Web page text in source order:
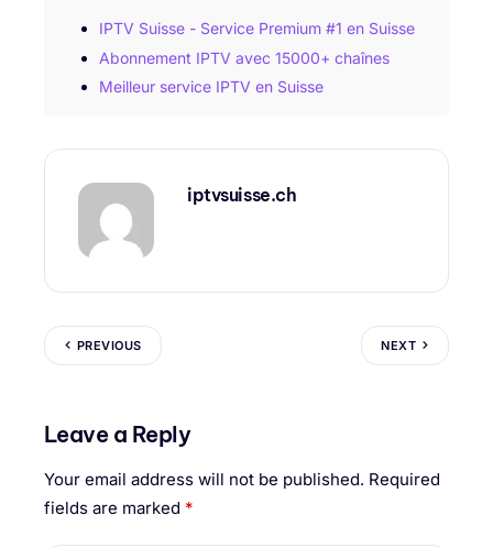
IPTV Suisse - Service Premium #1 en Suisse
Abonnement IPTV avec 15000+ chaînes
Meilleur service IPTV en Suisse
iptvsuisse.ch
PREVIOUS NEXT
Leave a Reply
Your email address will not be published. Required
fields are marked *